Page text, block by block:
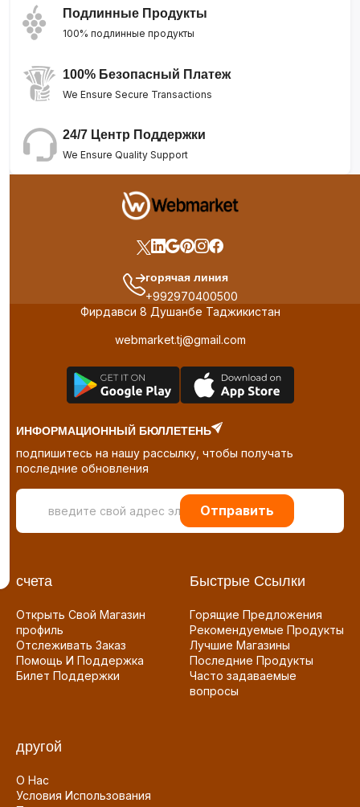
Подлинные Продукты
100% подлинные продукты
100% Безопасный Платеж
We Ensure Secure Transactions
24/7 Центр Поддержки
We Ensure Quality Support
горячая линия
+992970400500
Фирдавси 8 Душанбе Таджикистан
webmarket.tj@gmail.com
ИНФОРМАЦИОННЫЙ БЮЛЛЕТЕНЬ
подпишитесь на нашу рассылку, чтобы получать
последние обновления
Отправить
счета
Открыть Свой Магазин
профиль
Отслеживать Заказ
Помощь И Поддержка
Билет Поддержки
Быстрые Ссылки
Горящие Предложения
Рекомендуемые Продукты
Лучшие Магазины
Последние Продукты
Часто задаваемые
вопросы
другой
О Нас
Условия Использования